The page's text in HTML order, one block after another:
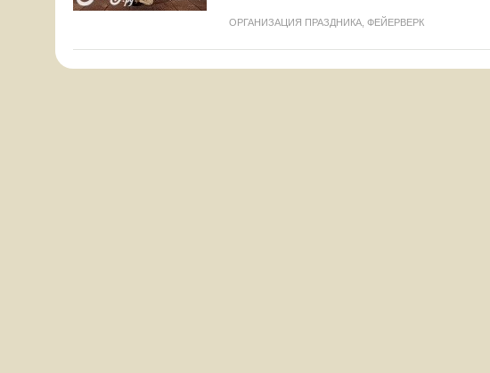
ОРГАНИЗАЦИЯ ПРАЗДНИКА ФЕЙЕРВЕРК